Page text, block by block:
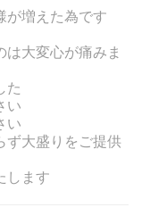
が増えた為です
大変心が痛みま
た
い
い
ず大盛りをご提供
します